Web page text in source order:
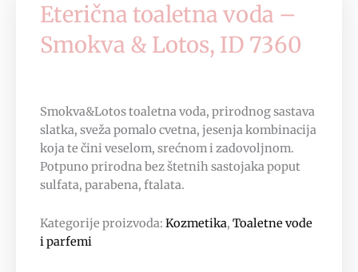
Eterična toaletna voda –
Smokva & Lotos, ID 7360
Smokva&Lotos toaletna voda, prirodnog sastava
slatka, sveža pomalo cvetna, jesenja kombinacija
koja te čini veselom, srećnom i zadovoljnom.
Potpuno prirodna bez štetnih sastojaka poput
sulfata, parabena, ftalata.
Kategorije proizvoda: Kozmetika, Toaletne vode
i parfemi